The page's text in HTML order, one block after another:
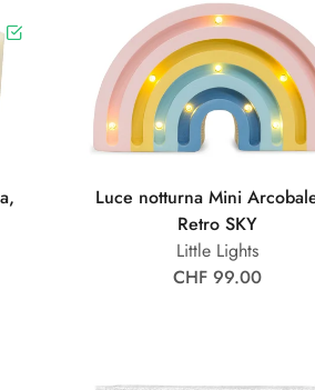
Luce notturna Mini
Retro SKY
Little Lights
CHF 99.00